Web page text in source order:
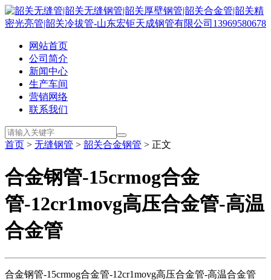
网站首页
公司简介
新闻中心
生产车间
营销网络
联系我们
首页 > 无缝钢管 > 韶关合金钢管 > 正文
合金钢管-15crmog合金
管-12cr1movg高压合金管-高温
合金管
合金钢管-15crmog合金管-12cr1movg高压合金管-高温合金管